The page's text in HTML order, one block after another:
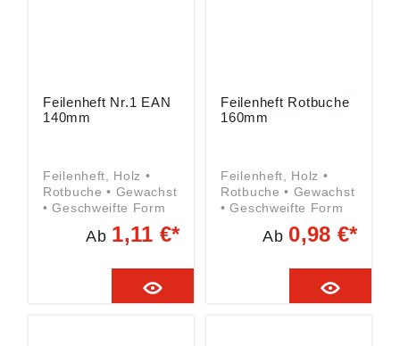
Feilenheft Nr.1 EAN
140mm
Feilenheft, Holz •
Rotbuche • Gewachst
• Geschweifte Form
Ab 1,11 €*
Feilenheft Rotbuche
160mm
Feilenheft, Holz •
Rotbuche • Gewachst
• Geschweifte Form
Ab 0,98 €*